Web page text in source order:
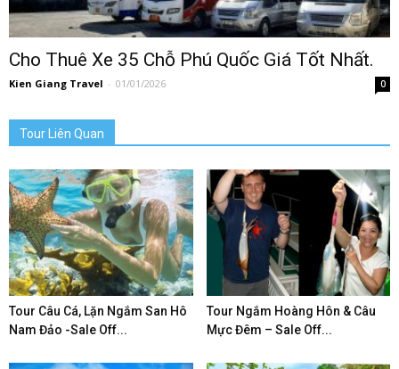
Cho Thuê Xe 35 Chỗ Phú Quốc Giá Tốt Nhất.
Kien Giang Travel - 01/01/2026 0
Tour Liên Quan
Tour Câu Cá, Lặn Ngắm San Hô
Nam Đảo -Sale Off...
Tour Ngắm Hoàng Hôn & Câu
Mực Đêm – Sale Off...